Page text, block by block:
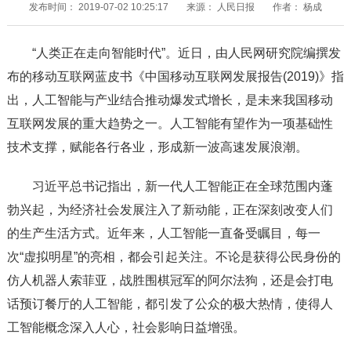
发布时间： 2019-07-02 10:25:17 来源： 人民日报 作者： 杨成
“人类正在走向智能时代”。近日，由人民网研究院编撰发
布的移动互联网蓝皮书《中国移动互联网发展报告(2019)》指
出，人工智能与产业结合推动爆发式增长，是未来我国移动
互联网发展的重大趋势之一。人工智能有望作为一项基础性
技术支撑，赋能各行各业，形成新一波高速发展浪潮。
习近平总书记指出，新一代人工智能正在全球范围内蓬
勃兴起，为经济社会发展注入了新动能，正在深刻改变人们
的生产生活方式。近年来，人工智能一直备受瞩目，每一
次“虚拟明星”的亮相，都会引起关注。不论是获得公民身份的
仿人机器人索菲亚，战胜围棋冠军的阿尔法狗，还是会打电
话预订餐厅的人工智能，都引发了公众的极大热情，使得人
工智能概念深入人心，社会影响日益增强。